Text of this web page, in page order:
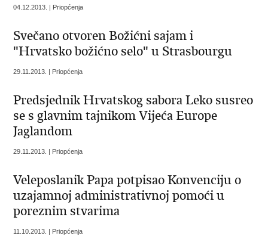
04.12.2013. | Priopćenja
Svečano otvoren Božićni sajam i
"Hrvatsko božićno selo" u Strasbourgu
29.11.2013. | Priopćenja
Predsjednik Hrvatskog sabora Leko susreo
se s glavnim tajnikom Vijeća Europe
Jaglandom
29.11.2013. | Priopćenja
Veleposlanik Papa potpisao Konvenciju o
uzajamnoj administrativnoj pomoći u
poreznim stvarima
11.10.2013. | Priopćenja